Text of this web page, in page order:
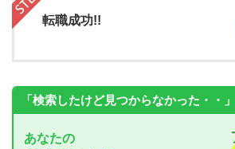
転職成功!!
「検索したけど見つからなかった・・」
あなたの